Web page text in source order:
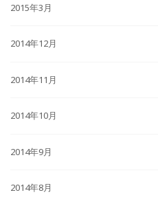
2015年3月
2014年12月
2014年11月
2014年10月
2014年9月
2014年8月